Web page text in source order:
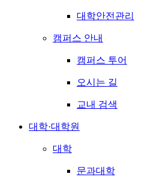
대학안전관리
캠퍼스 안내
캠퍼스 투어
오시는 길
교내 검색
대학·대학원
대학
문과대학